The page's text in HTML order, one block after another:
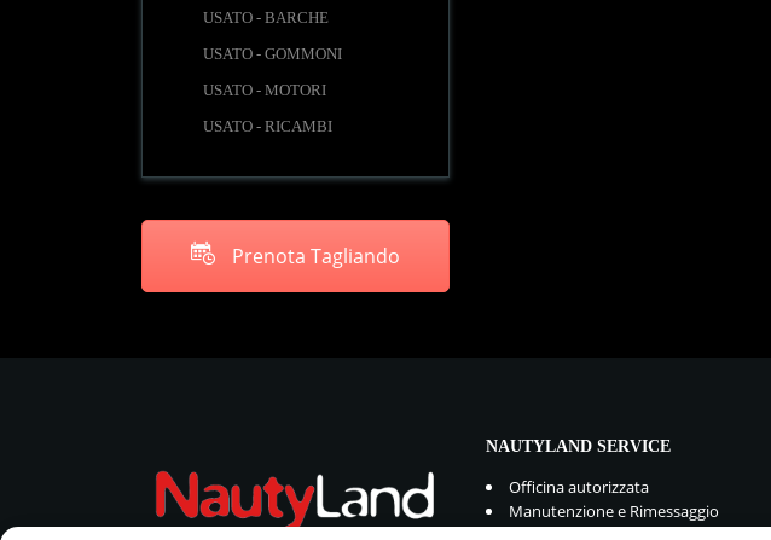
USATO - BARCHE
USATO - GOMMONI
USATO - MOTORI
USATO - RICAMBI
Prenota Tagliando
NAUTYLAND SERVICE
Officina autorizzata
Manutenzione e Rimessaggio